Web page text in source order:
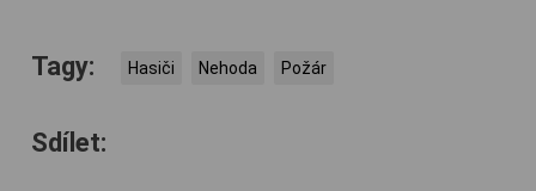
Tagy: Hasiči Nehoda Požár
Sdílet: